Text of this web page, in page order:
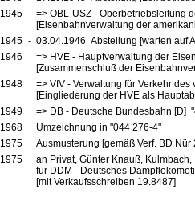
=> OBL-USZ - Oberbetriebsleitung
[Eisenbahnverwaltung der
- 03.04.1946 Abstellung [warten auf
=> HVE - Hauptverwaltung der
[Zusammenschluß der
=> VfV - Verwaltung für Verkehr
[Eingliederung der HVE als
=> DB - Deutsche Bundesbahn [D]
Umzeichnung in "044 276-4"
Ausmusterung [gemäß Verf. BD
an Privat, Günter Knauß, Kulmbach,
für DDM - Deutsches
[mit Verkaufsschreiben 19.8487]